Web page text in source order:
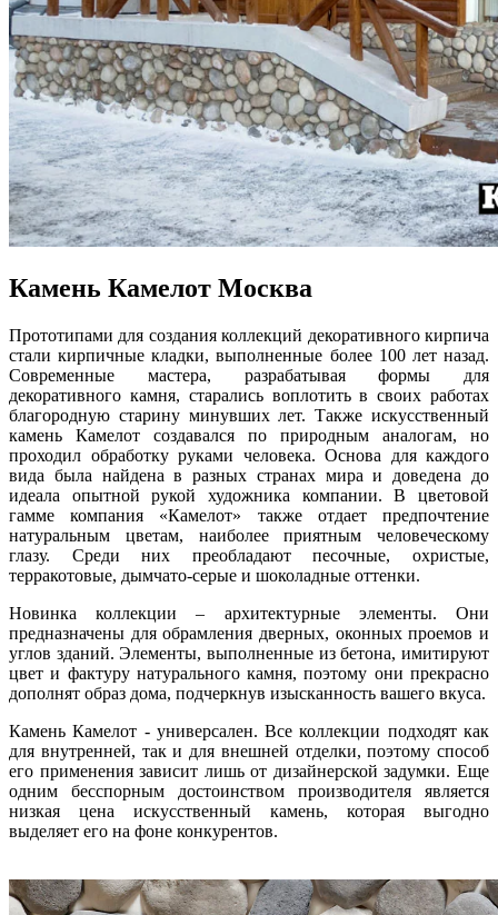
Камень Камелот Москва
Прототипами для создания коллекций декоративного кирпича
стали кирпичные кладки, выполненные более 100 лет назад.
Современные мастера, разрабатывая формы для
декоративного камня, старались воплотить в своих работах
благородную старину минувших лет. Также искусственный
камень Камелот создавался по природным аналогам, но
проходил обработку руками человека. Основа для каждого
вида была найдена в разных странах мира и доведена до
идеала опытной рукой художника компании. В цветовой
гамме компания «Камелот» также отдает предпочтение
натуральным цветам, наиболее приятным человеческому
глазу. Среди них преобладают песочные, охристые,
терракотовые, дымчато-серые и шоколадные оттенки.
Новинка коллекции – архитектурные элементы. Они
предназначены для обрамления дверных, оконных проемов и
углов зданий. Элементы, выполненные из бетона, имитируют
цвет и фактуру натурального камня, поэтому они прекрасно
дополнят образ дома, подчеркнув изысканность вашего вкуса.
Камень Камелот - универсален. Все коллекции подходят как
для внутренней, так и для внешней отделки, поэтому способ
его применения зависит лишь от дизайнерской задумки. Еще
одним бесспорным достоинством производителя является
низкая цена искусственный камень, которая выгодно
выделяет его на фоне конкурентов.